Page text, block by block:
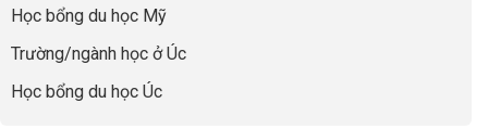
sự
Học bổng du học Mỹ
Trường/ngành học ở Úc
Học bổng du học Úc